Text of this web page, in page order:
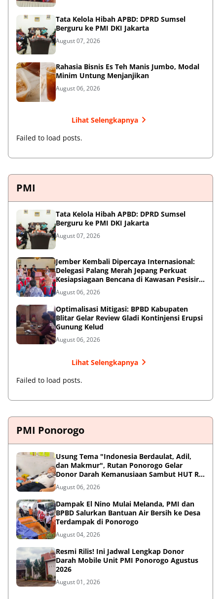
Tata Kelola Hibah APBD: DPRD Sumsel
Berguru ke PMI DKI Jakarta
August 07, 2026
Rahasia Bisnis Es Teh Manis Jumbo, Modal
Minim Untung Menjanjikan
August 06, 2026
Lihat Selengkapnya
Failed to load posts.
PMI
Tata Kelola Hibah APBD: DPRD Sumsel
Berguru ke PMI DKI Jakarta
August 07, 2026
Jember Kembali Dipercaya Internasional:
Delegasi Palang Merah Jepang Perkuat
Kesiapsiagaan Bencana di Kawasan Pesisir
dan Sekolah
August 06, 2026
Optimalisasi Mitigasi: BPBD Kabupaten
Blitar Gelar Review Gladi Kontinjensi Erupsi
Gunung Kelud
August 06, 2026
Lihat Selengkapnya
Failed to load posts.
PMI Ponorogo
Usung Tema "Indonesia Berdaulat, Adil,
dan Makmur", Rutan Ponorogo Gelar
Donor Darah Kemanusiaan Sambut HUT RI
ke-81
August 06, 2026
Dampak El Nino Mulai Melanda, PMI dan
BPBD Salurkan Bantuan Air Bersih ke Desa
Terdampak di Ponorogo
August 04, 2026
Resmi Rilis! Ini Jadwal Lengkap Donor
Darah Mobile Unit PMI Ponorogo Agustus
2026
August 01, 2026